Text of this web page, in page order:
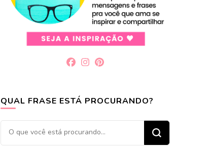
QUAL FRASE ESTÁ PROCURANDO?
Procurando
algo?